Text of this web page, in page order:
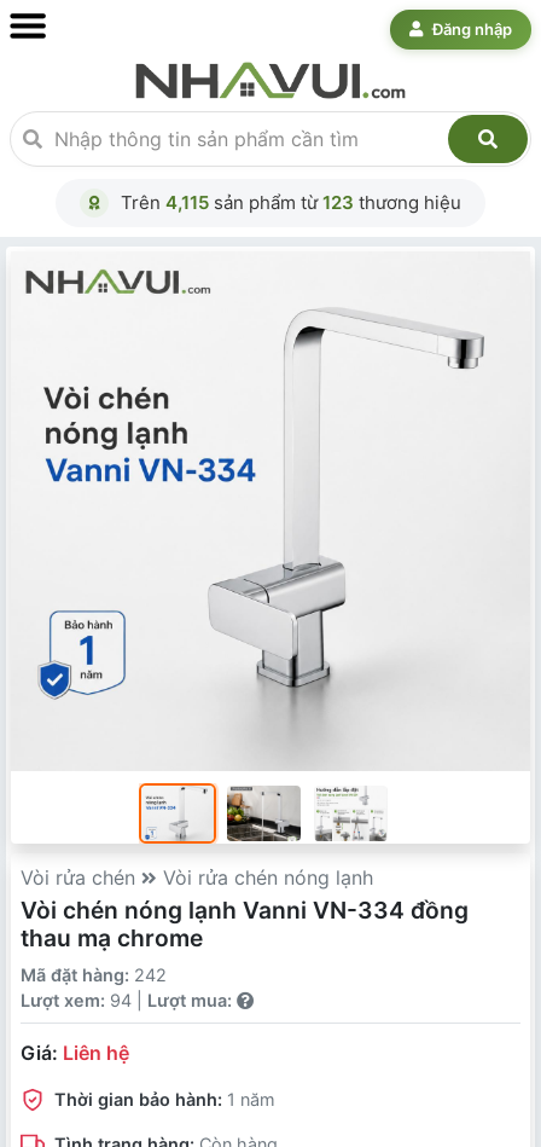
Đăng nhập
Trên 4,115 sản phẩm từ123 thương hiệu
Vòi rửa chén Vòi rửa chén nóng lạnh
Vòi chén nóng lạnh Vanni VN-334 đồng
thau mạ chrome
Mã đặt hàng: 242
Lượt xem: 94 | Lượt mua:
Giá: Liên hệ
Thời gian bảo hành: 1 năm